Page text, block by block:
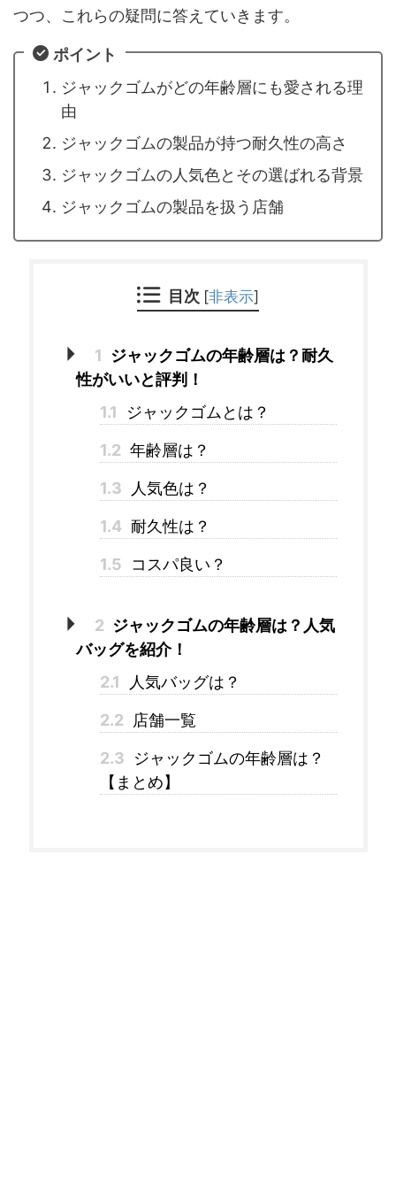
つつ、これらの疑問に答えていきます。
ポイント
ジャックゴムがどの年齢層にも愛される理
由
ジャックゴムの製品が持つ耐久性の高さ
ジャックゴムの人気色とその選ばれる背景
ジャックゴムの製品を扱う店舗
目次 [非表示]
1
ジャックゴムの年齢層は？耐久
性がいいと評判！
1.1
ジャックゴムとは？
1.2 年齢層は？
1.3 人気色は？
1.4 耐久性は？
1.5 コスパ良い？
2 ジャックゴムの年齢層は？人気
バッグを紹介！
2.1
人気バッグは？
2.2 店舗一覧
2.3
ジャックゴムの年齢層は？
【まとめ】